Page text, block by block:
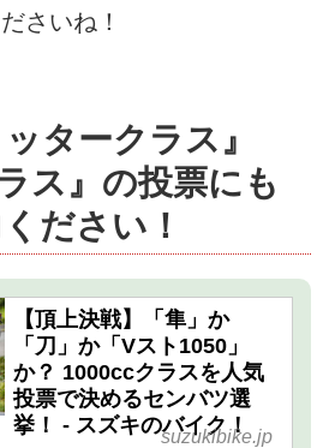
さいね！
タークラス』
ス』の投票にも
ださい！
【頂上決戦】「隼」か
「刀」か「Vスト1050」
か？ 1000ccクラスを人気
投票で決めるセンバツ選
挙！ - スズキのバイク！
suzukibike.jp